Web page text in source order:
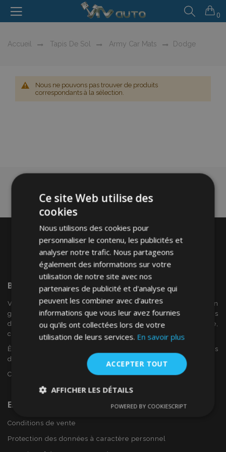
0
Accueil Tapis De Sol Army Car Mats Dodge
Nous ne pouvons pas trouver de produits
correspondants à la sélection.
Bienvenue SurVTVAuto
VTV voiture est un détaillant européen et fournisseur en
gros d'accessoires automobiles tels que:. les enjoliveurs, les
déflecteurs de vent, housses de siège, tapis de voiture,
couvertures de chrome et cadres ...
Êtes-vous intéressé par dropshipping ou voulez-vous
devenir notre partenaire?
Contactez-nous dès aujourd'hui!
En Savoir Plus Sur VTVAuto
Conditions de vente
Protection des données à caractère personnel
Ce site Web utilise des
cookies
Nous utilisons des cookies pour
personnaliser le contenu, les publicités et
analyser notre trafic. Nous partageons
également des informations sur votre
utilisation de notre site avec nos
partenaires de publicité et d'analyse qui
peuvent les combiner avec d'autres
informations que vous leur avez fournies
ou qu'ils ont collectées lors de votre
utilisation de leurs services. En savoir plus
ACCEPTER TOUT
AFFICHER LES DÉTAILS
nécessaires
Performance Ciblage
POWERED BY COOKIESCRIPT